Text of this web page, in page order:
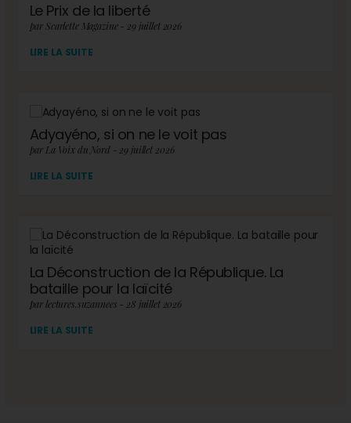
Le Prix de la liberté
par Scarlette Magazine - 29 juillet 2026
LIRE LA SUITE
Adyayéno, si on ne le voit pas
par La Voix du Nord - 29 juillet 2026
LIRE LA SUITE
La Déconstruction de la République. La
bataille pour la laïcité
par lectures.suzannees - 28 juillet 2026
LIRE LA SUITE